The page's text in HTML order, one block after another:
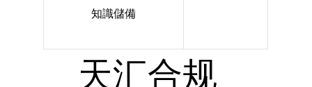
知識儲備
天汇合规